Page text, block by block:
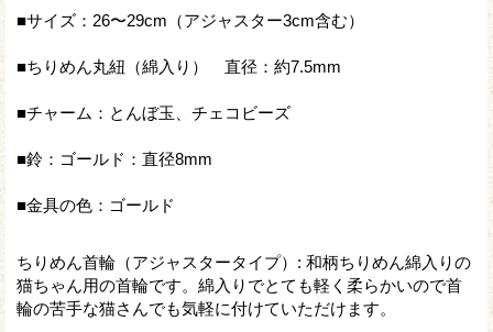
■サイズ：26〜29cm（アジャスター3cm含む）
■ちりめん丸紐（綿入り） 直径：約7.5mm
■チャーム：とんぼ玉、チェコビーズ
■鈴：ゴールド：直径8mm
■金具の色：ゴールド
ちりめん首輪（アジャスタータイプ） : 和柄ちりめん綿入りの
猫ちゃん用の首輪です。綿入りでとても軽く柔らかいので首
輪の苦手な猫さんでも気軽に付けていただけます。